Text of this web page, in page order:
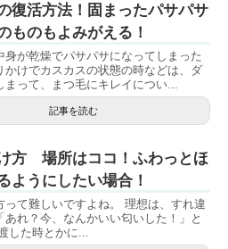
復活方法！固まったパサパサ
ものもよみがえる！
身が乾燥でパサパサになってしまった
かけでカスカスの状態の時などは、ダ
まって、まつ毛にキレイについ...
記事を読む
方 場所はココ！ふわっとほ
ようにしたい場合！
って難しいですよね。 理想は、すれ違
あれ？今、なんかいい匂いした！」と
した時とかに...